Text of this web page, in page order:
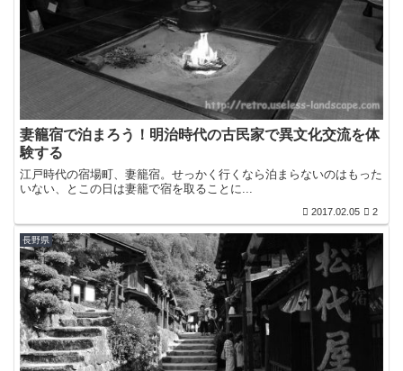
妻籠宿で泊まろう！明治時代の古民家で異文化交流を体
験する
江戸時代の宿場町、妻籠宿。せっかく行くなら泊まらないのはもった
いない、とこの日は妻籠で宿を取ることに...
2017.02.05 2
長野県